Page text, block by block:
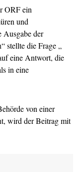
ORF ein
und
Ausgabe der
stellte die Frage „
eine Antwort, die
in eine
von einer
wird der Beitrag mit